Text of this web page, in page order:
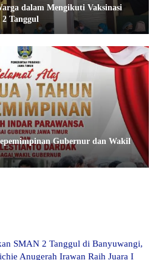
dalam Mengikuti Vaksinasi
Tanggul
Gubernur dan Wakil
SMAN 2 Tanggul di Banyuwangi,
Anugerah Irawan Raih Juara I